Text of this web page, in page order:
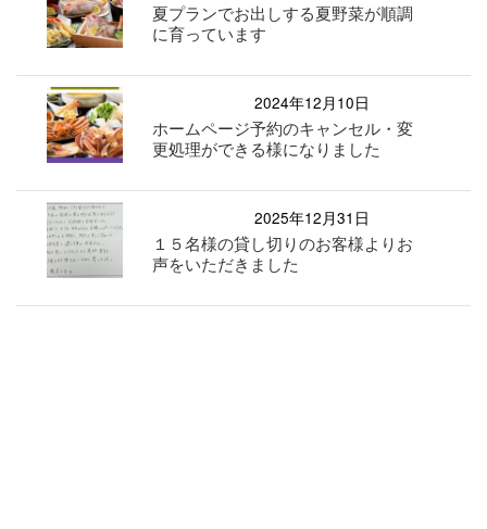
夏プランでお出しする夏野菜が順調
に育っています
2024年12月10日
ホームページ予約のキャンセル・変
更処理ができる様になりました
2025年12月31日
１５名様の貸し切りのお客様よりお
声をいただきました